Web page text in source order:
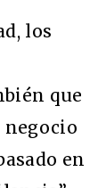
los
que
negocio
en